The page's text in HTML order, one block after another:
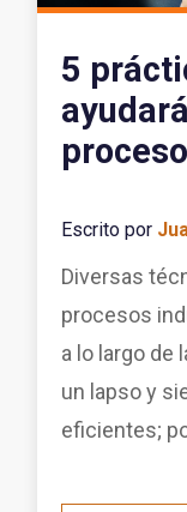
5
Escrito por
Diversas
procesos
a lo largo de
un lapso y
eficientes;